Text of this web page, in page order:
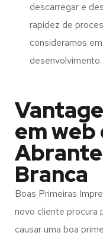
descarregar e
rapidez de
consideramos
desenvolvimento.
em web
Branca
Boas Primeiras
novo cliente procura
causar uma boa